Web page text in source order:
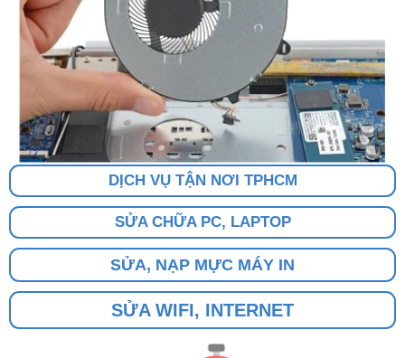
DỊCH VỤ TẬN NƠI TPHCM
SỬA CHỮA PC, LAPTOP
SỬA, NẠP MỰC MÁY IN
SỬA WIFI, INTERNET